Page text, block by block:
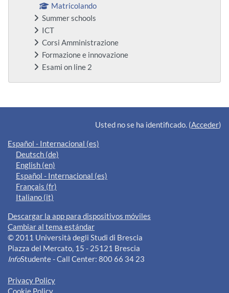
Matricolando
Summer schools
ICT
Corsi Amministrazione
Formazione e innovazione
Esami on line 2
Bloques suplementarios
Usted no se ha identificado. (Acceder)
Español - Internacional ‎(es)‎
Deutsch ‎(de)‎
English ‎(en)‎
Español - Internacional ‎(es)‎
Français ‎(fr)‎
Italiano ‎(it)‎
Descargar la app para dispositivos móviles
Cambiar al tema estándar
© 2011 Università degli Studi di Brescia
Piazza del Mercato, 15 - 25121 Brescia
InfoStudente - Call Center: 800 66 34 23
Privacy Policy
Cookie Policy